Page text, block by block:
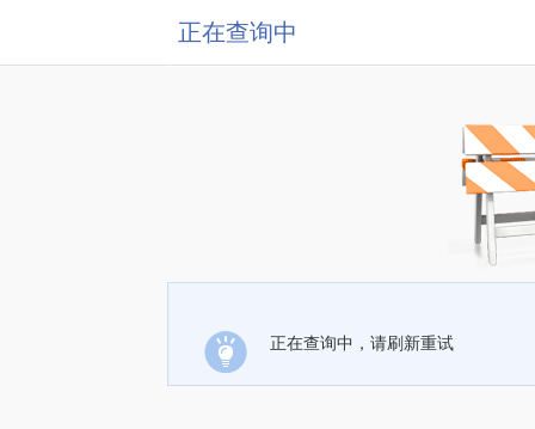
正在查询中
正在查询中，请刷新重试